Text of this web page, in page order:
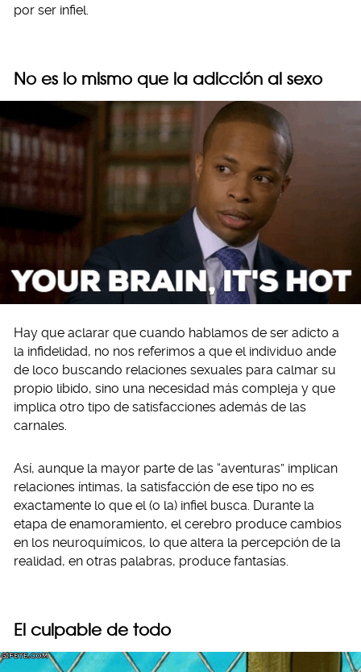
por ser infiel.
No es lo mismo que la adicción al sexo
Hay que aclarar que cuando hablamos de ser adicto a
la infidelidad, no nos referimos a que el individuo ande
de loco buscando relaciones sexuales para calmar su
propio libido, sino una necesidad más compleja y que
implica otro tipo de satisfacciones además de las
carnales.
Así, aunque la mayor parte de las “aventuras” implican
relaciones íntimas, la satisfacción de ese tipo no es
exactamente lo que el (o la) infiel busca. Durante la
etapa de enamoramiento, el cerebro produce cambios
en los neuroquímicos, lo que altera la percepción de la
realidad, en otras palabras, produce fantasías.
El culpable de todo